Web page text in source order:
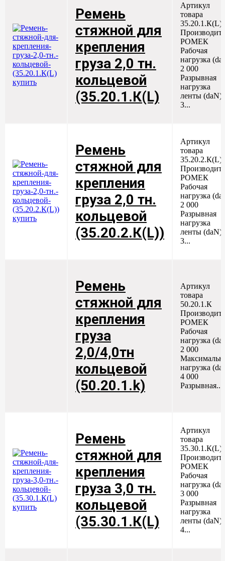
Ремень
стяжной для
крепления
груза 2,0 тн.
кольцевой
(35.20.1.К(L)
Артикул
товара
35.20.1.К(L)
РОМЕК
Рабочая
нагрузка
2 000
Разрывная
нагрузка
ленты (daN)
3...
Ремень
стяжной для
крепления
груза 2,0 тн.
кольцевой
(35.20.2.К(L))
Артикул
товара
35.20.2.К(L)
РОМЕК
Рабочая
нагрузка
2 000
Разрывная
нагрузка
ленты (daN)
3...
Ремень
стяжной для
крепления
груза
2,0/4,0тн
кольцевой
(50.20.1.k)
Артикул
товара
50.20.1.К
РОМЕК
Рабочая
нагрузка
2 000
нагрузка
4 000
Разрывная...
Ремень
стяжной для
крепления
груза 3,0 тн.
кольцевой
(35.30.1.К(L)
Артикул
товара
35.30.1.К(L)
РОМЕК
Рабочая
нагрузка
3 000
Разрывная
нагрузка
ленты (daN)
4...